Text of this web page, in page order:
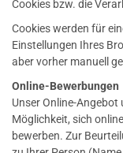
Cookies bzw. die
Cookies werden für
Einstellungen Ihres
aber vorher manuell
Online-Bewerbungen
Unser Online-
Möglichkeit, sich
bewerben. Zur